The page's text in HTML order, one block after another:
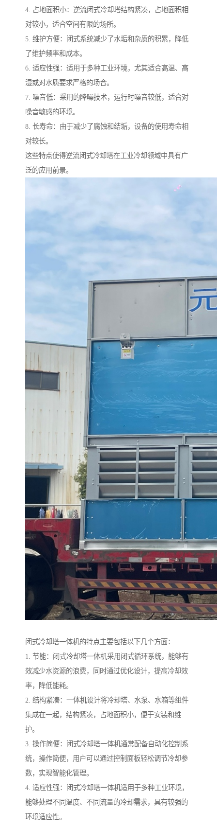
4. 占地面积小：逆流闭式冷却塔结构紧凑，占地面积相
对较小，适合空间有限的场所。
5. 维护方便：闭式系统减少了水垢和杂质的积累，降低
了维护频率和成本。
6. 适应性强：适用于多种工业环境，尤其适合高温、高
湿或对水质要求严格的场合。
7. 噪音低：采用的降噪技术，运行时噪音较低，适合对
噪音敏感的环境。
8. 长寿命：由于减少了腐蚀和结垢，设备的使用寿命相
对较长。
这些特点使得逆流闭式冷却塔在工业冷却领域中具有广
泛的应用前景。
闭式冷却塔一体机的特点主要包括以下几个方面：
1. 节能：闭式冷却塔一体机采用闭式循环系统，能够有
效减少水资源的浪费，同时通过优化设计，提高冷却效
率，降低能耗。
2. 结构紧凑：一体机设计将冷却塔、水泵、水箱等组件
集成在一起，结构紧凑，占地面积小，便于安装和维
护。
3. 操作简便：闭式冷却塔一体机通常配备自动化控制系
统，操作简便，用户可以通过控制面板轻松调节冷却参
数，实现智能化管理。
4. 适应性强：闭式冷却塔一体机适用于多种工业环境，
能够处理不同温度、不同流量的冷却需求，具有较强的
环境适应性。